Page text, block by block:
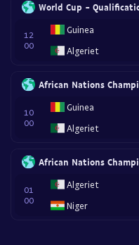
World Cup -
12
00
Guinea
Algeriet
African Nations
10
00
Guinea
Algeriet
African Nations
01
00
Algeriet
Niger